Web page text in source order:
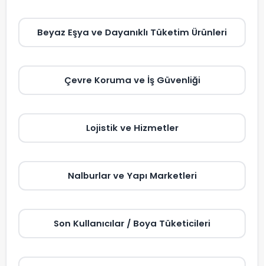
Beyaz Eşya ve Dayanıklı Tüketim Ürünleri
Çevre Koruma ve İş Güvenliği
Lojistik ve Hizmetler
Nalburlar ve Yapı Marketleri
Son Kullanıcılar / Boya Tüketicileri